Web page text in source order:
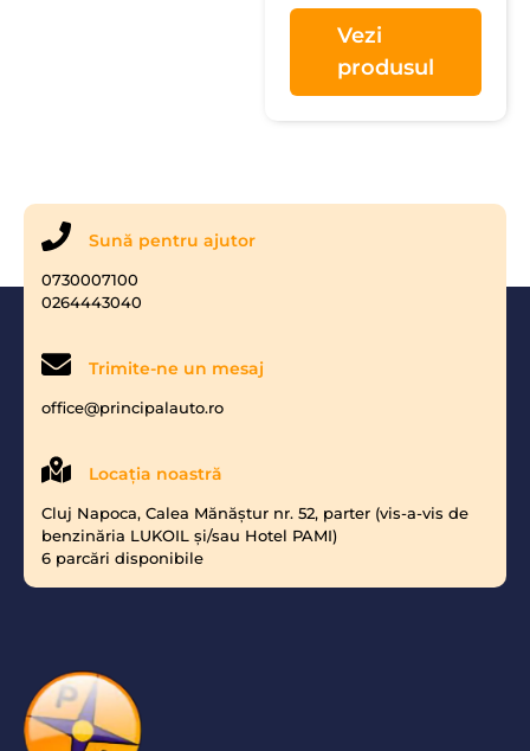
Vezi
produsul
Sună pentru ajutor
0730007100
0264443040
Trimite-ne un mesaj
office@principalauto.ro
Locaţia noastră
Cluj Napoca, Calea Mănăştur nr. 52, parter (vis-a-vis de
benzinăria LUKOIL şi/sau Hotel PAMI)
6 parcări disponibile